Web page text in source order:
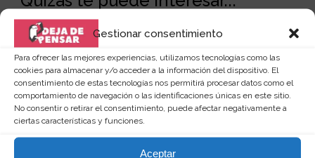
Gestionar consentimiento
Para ofrecer las mejores experiencias, utilizamos tecnologías como las
cookies para almacenar y/o acceder a la información del dispositivo. El
consentimiento de estas tecnologías nos permitirá procesar datos como el
comportamiento de navegación o las identificaciones únicas en este sitio.
No consentir o retirar el consentimiento, puede afectar negativamente a
ciertas características y funciones.
Aceptar